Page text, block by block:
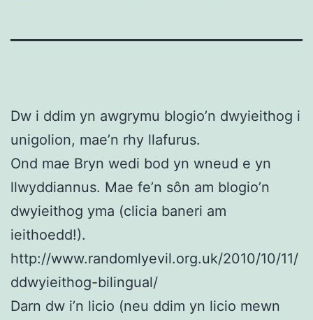
Dw i ddim yn awgrymu blogio’n dwyieithog i
unigolion, mae’n rhy llafurus.
Ond mae Bryn wedi bod yn wneud e yn
llwyddiannus. Mae fe’n sôn am blogio’n
dwyieithog yma (clicia baneri am
ieithoedd!).
http://www.randomlyevil.org.uk/2010/10/11/
ddwyieithog-bilingual/
Darn dw i’n licio (neu ddim yn licio mewn